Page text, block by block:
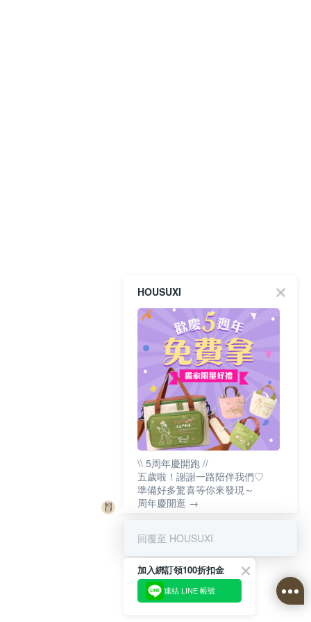
HOUSUXI
\\ 5周年慶開跑 //
五歲啦！謝謝一路陪伴我們♡
準備好多驚喜等你來發現～
周年慶開逛 →
回覆至 HOUSUXI
加入綁訂領100折扣金
連結 LINE 帳號